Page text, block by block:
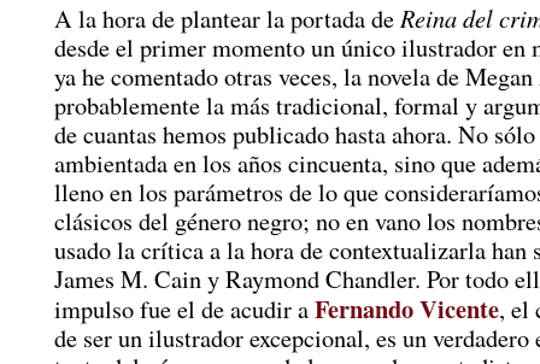
A la hora de plantear la portada de Reina del
desde el primer momento un único ilustrador en
ya he comentado otras veces, la novela de
probablemente la más tradicional, formal y
de cuantas hemos publicado hasta ahora. No sólo
ambientada en los años cincuenta, sino que
lleno en los parámetros de lo que
clásicos del género negro; no en vano los
usado la crítica a la hora de contextualizarla han
James M. Cain y Raymond Chandler. Por todo
impulso fue el de acudir aFernando Vicente, el
de ser un ilustrador excepcional, es un verdadero